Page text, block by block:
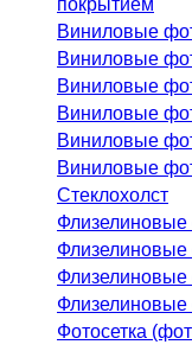
покрытием
Виниловые
Виниловые
Виниловые
Виниловые
Виниловые
Виниловые
Стеклохолст
Флизелиновые
Флизелиновые
Фотосетка